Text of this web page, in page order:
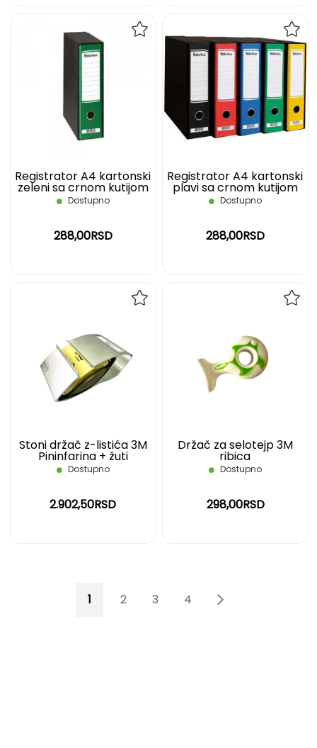
Registrator A4 kartonski
zeleni sa crnom kutijom
FOROFFICE
Dostupno
288,00RSD
Registrator A4 kartonski
plavi sa crnom kutijom
FOROFFICE
Dostupno
288,00RSD
Stoni držač z-listića 3M
Pininfarina + žuti
blokčićR330
Dostupno
2.902,50RSD
Držač za selotejp 3M
ribica
Dostupno
298,00RSD
You're currently reading page
1 Page
2 Page
3 Page
4 Page
5Page
Sledeće